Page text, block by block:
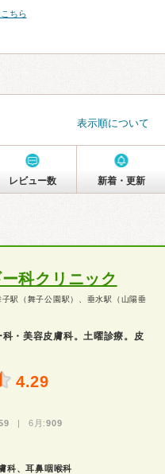
ちら
表示順について
レビュー数 新着・更新
科クリニック
駅（舞子公園駅）、垂水駅（山陽垂
・美容皮膚科。土曜診療。皮
4.29
| 6月:909
科、耳鼻咽喉科